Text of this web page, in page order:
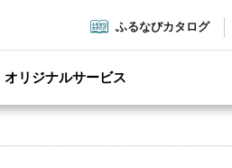
ふるなびカタログ
オリジナルサービス